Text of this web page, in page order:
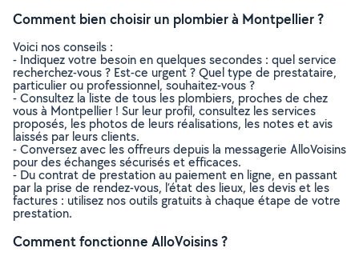
Comment bien choisir un plombier à Montpellier ?
Voici nos conseils :
- Indiquez votre besoin en quelques secondes : quel service
recherchez-vous ? Est-ce urgent ? Quel type de prestataire,
particulier ou professionnel, souhaitez-vous ?
- Consultez la liste de tous les plombiers, proches de chez
vous à Montpellier ! Sur leur profil, consultez les services
proposés, les photos de leurs réalisations, les notes et avis
laissés par leurs clients.
- Conversez avec les offreurs depuis la messagerie AlloVoisins
pour des échanges sécurisés et efficaces.
- Du contrat de prestation au paiement en ligne, en passant
par la prise de rendez-vous, l’état des lieux, les devis et les
factures : utilisez nos outils gratuits à chaque étape de votre
prestation.
Comment fonctionne AlloVoisins ?